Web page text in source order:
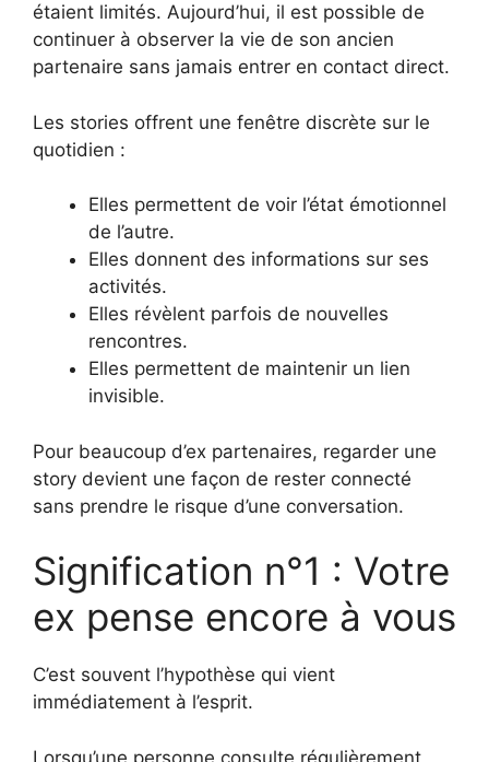
étaient limités. Aujourd’hui, il est possible de
continuer à observer la vie de son ancien
partenaire sans jamais entrer en contact direct.
Les stories offrent une fenêtre discrète sur le
quotidien :
Elles permettent de voir l’état émotionnel
de l’autre.
Elles donnent des informations sur ses
activités.
Elles révèlent parfois de nouvelles
rencontres.
Elles permettent de maintenir un lien
invisible.
Pour beaucoup d’ex partenaires, regarder une
story devient une façon de rester connecté
sans prendre le risque d’une conversation.
Signification n°1 : Votre
ex pense encore à vous
C’est souvent l’hypothèse qui vient
immédiatement à l’esprit.
Lorsqu’une personne consulte régulièrement